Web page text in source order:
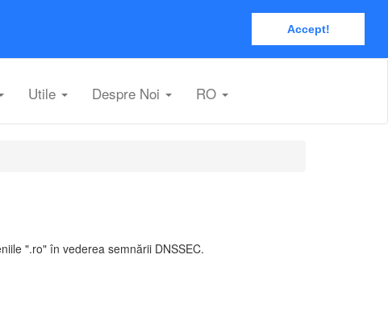
Accept!
Utile Despre Noi RO
".ro" în vederea semnării DNSSEC.